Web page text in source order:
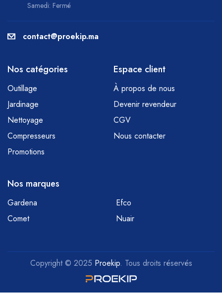
Samedi: Fermé
contact@proekip.ma
Nos catégories
Outillage
Jardinage
Nettoyage
Compresseurs
Promotions
Espace client
À propos de nous
Devenir revendeur
CGV
Nous contacter
Nos marques
Gardena
Efco
Comet
Nuair
Copyright © 2025 Proekip. Tous droits réservés